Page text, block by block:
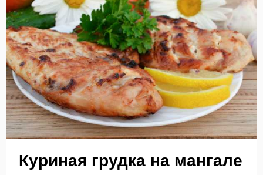
Куриная грудка на мангале